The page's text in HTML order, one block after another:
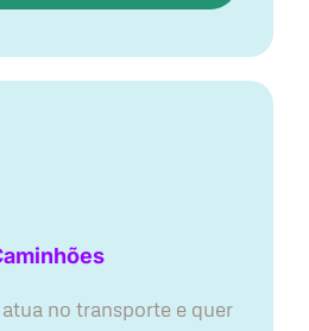
no transporte e quer